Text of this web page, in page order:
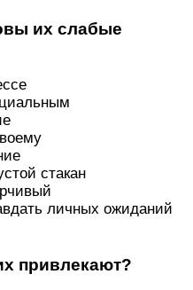
их слабые
стакан
личных ожиданий
привлекают?